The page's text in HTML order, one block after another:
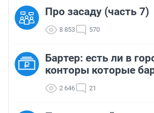
Про засаду (часть 7)
8 853 570
Бартер: есть ли в
конторы которые
2 646 21